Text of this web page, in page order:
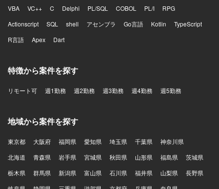
VBA
VC++ C Delphi PL/SQL COBOL PL/I
RPG
Actionscript
SQL shell アセンブラ Go言語 Kotlin
TypeScript
R言語
Apex Dart
特徴から案件を探す
リモート可 週1勤務 週2勤務 週3勤務 週4勤務 週5勤務
地域から案件を探す
東京都 大阪府 福岡県 愛知県 埼玉県 千葉県
神奈川県
北海道
青森県 岩手県 宮城県 秋田県 山形県 福島県
茨城県
栃木県
群馬県 新潟県 富山県 石川県 福井県 山梨県
長野県